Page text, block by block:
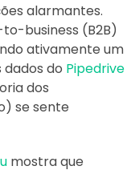
alarmantes.
business (B2B)
ativamente um
do Pipedrive
dos
se sente
mostra que